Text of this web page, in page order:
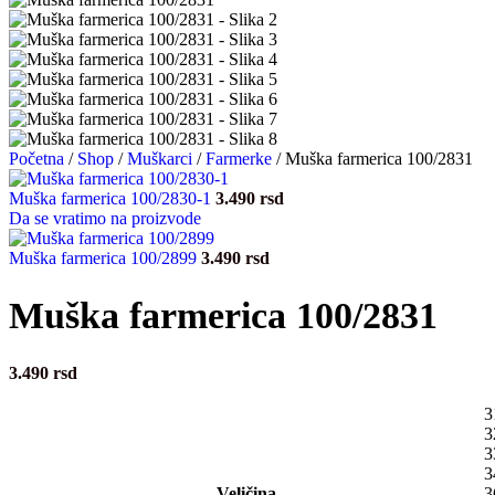
Početna / Shop / Muškarci / Farmerke / Muška farmerica 100/2831
Muška farmerica 100/2830-1 3.490 rsd
Da se vratimo na proizvode
Muška farmerica 100/2899 3.490 rsd
Muška farmerica 100/2831
3.490 rsd